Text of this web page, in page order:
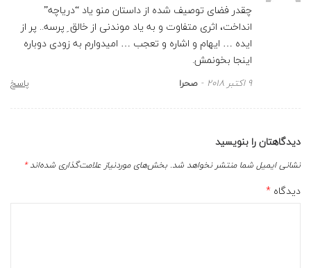
چقدر فضای توصیف شده از داستان منو یاد “دریاچه”
انداخت، اثری متفاوت و به یاد موندنی از خالق ِ پرسه.. پر از
ایده … ایهام و اشاره و تعجب … امیدوارم به زودی دوباره
اینجا بخونمش.
صحرا 9 اکتبر 2018 پاسخ
دیدگاهتان را بنویسید
نشانی ایمیل شما منتشر نخواهد شد. بخش‌های موردنیاز علامت‌گذاری شده‌اند*
دیدگاه *